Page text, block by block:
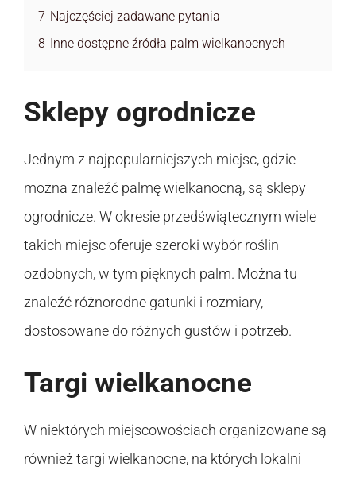
7 Najczęściej zadawane pytania
8
Inne dostępne źródła palm wielkanocnych
Sklepy ogrodnicze
Jednym z najpopularniejszych miejsc, gdzie
można znaleźć palmę wielkanocną, są sklepy
ogrodnicze. W okresie przedświątecznym wiele
takich miejsc oferuje szeroki wybór roślin
ozdobnych, w tym pięknych palm. Można tu
znaleźć różnorodne gatunki i rozmiary,
dostosowane do różnych gustów i potrzeb.
Targi wielkanocne
W niektórych miejscowościach organizowane są
również targi wielkanocne, na których lokalni